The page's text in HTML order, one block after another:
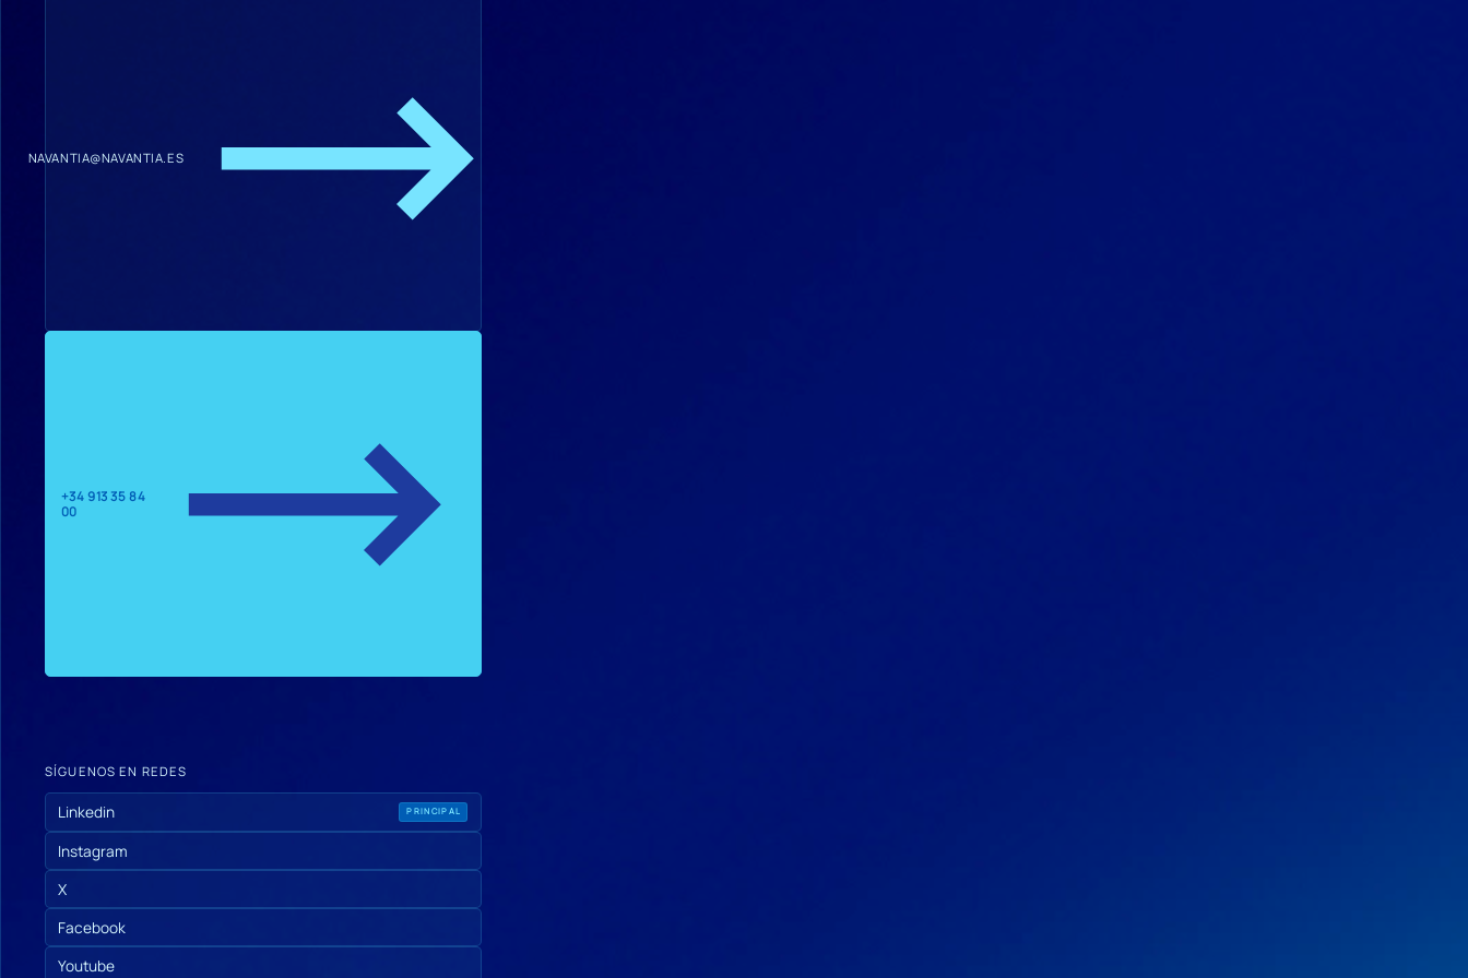
NAVANTIA@NAVANTIA.ES
+34 913 35 84
00
SÍGUENOS EN REDES
Linkedin PRINCIPAL
Instagram
X
Facebook
Youtube